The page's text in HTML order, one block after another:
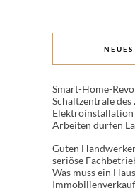
Smart-Home-
Schaltzentrale des
Arbeiten dürfen
Guten
seriöse
Was muss ein